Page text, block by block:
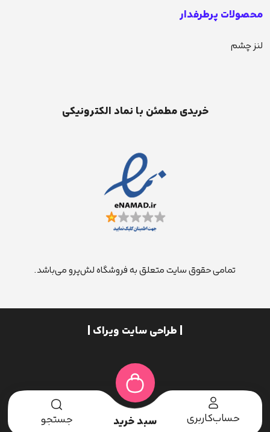
محصولات پرطرفدار
لنز چشم
خریدی مطمئن با نماد الکترونیکی
تمامی حقوق سایت متعلق به فروشگاه لش‌پرو می‌باشد.
| طراحی سایت ویراک |
حساب‌کاربری سبد خرید جستجو